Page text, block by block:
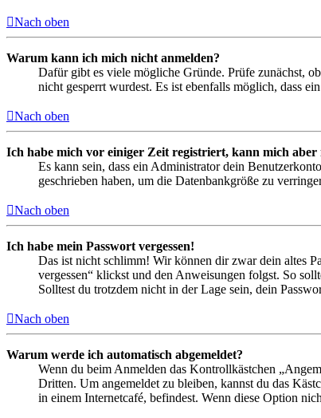
Nach oben
Warum kann ich mich nicht anmelden?
Dafür gibt es viele mögliche Gründe. Prüfe zunächst,
nicht gesperrt wurdest. Es ist ebenfalls möglich, dass
Nach oben
Ich habe mich vor einiger Zeit registriert, kann mich aber
Es kann sein, dass ein Administrator dein
geschrieben haben, um die Datenbankgröße zu
Nach oben
Ich habe mein Passwort vergessen!
Das ist nicht schlimm! Wir können dir zwar dein altes
vergessen“ klickst und den Anweisungen folgst. So
Solltest du trotzdem nicht in der Lage sein, dein
Nach oben
Warum werde ich automatisch abgemeldet?
Wenn du beim Anmelden das Kontrollkästchen
Dritten. Um angemeldet zu bleiben, kannst du das
in einem Internetcafé, befindest. Wenn diese Option